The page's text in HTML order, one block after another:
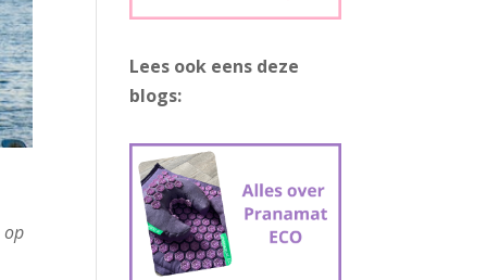
op
Lees ook eens deze
blogs: